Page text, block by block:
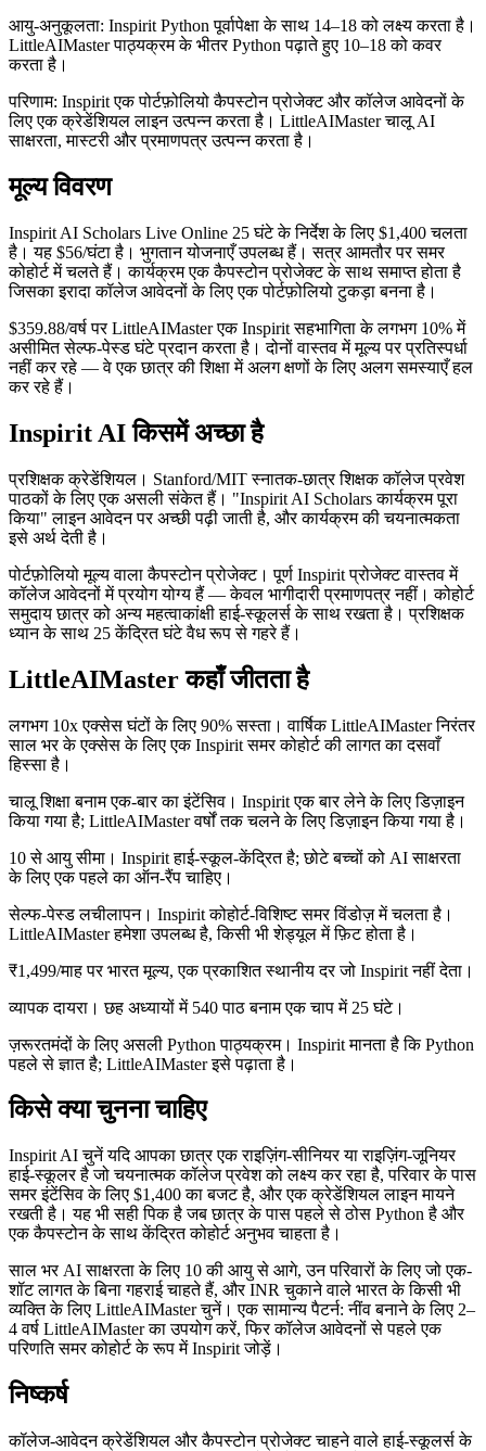
आयु-अनुकूलता: Inspirit Python पूर्वापेक्षा के साथ 14–18 को लक्ष्य करता है।
LittleAIMaster पाठ्यक्रम के भीतर Python पढ़ाते हुए 10–18 को कवर
करता है।
परिणाम: Inspirit एक पोर्टफ़ोलियो कैपस्टोन प्रोजेक्ट और कॉलेज आवेदनों के
लिए एक क्रेडेंशियल लाइन उत्पन्न करता है। LittleAIMaster चालू AI
साक्षरता, मास्टरी और प्रमाणपत्र उत्पन्न करता है।
मूल्य विवरण
Inspirit AI Scholars Live Online 25 घंटे के निर्देश के लिए $1,400 चलता
है। यह $56/घंटा है। भुगतान योजनाएँ उपलब्ध हैं। सत्र आमतौर पर समर
कोहोर्ट में चलते हैं। कार्यक्रम एक कैपस्टोन प्रोजेक्ट के साथ समाप्त होता है
जिसका इरादा कॉलेज आवेदनों के लिए एक पोर्टफ़ोलियो टुकड़ा बनना है।
$359.88/वर्ष पर LittleAIMaster एक Inspirit सहभागिता के लगभग 10% में
असीमित सेल्फ-पेस्ड घंटे प्रदान करता है। दोनों वास्तव में मूल्य पर प्रतिस्पर्धा
नहीं कर रहे — वे एक छात्र की शिक्षा में अलग क्षणों के लिए अलग समस्याएँ हल
कर रहे हैं।
Inspirit AI किसमें अच्छा है
प्रशिक्षक क्रेडेंशियल। Stanford/MIT स्नातक-छात्र शिक्षक कॉलेज प्रवेश
पाठकों के लिए एक असली संकेत हैं। "Inspirit AI Scholars कार्यक्रम पूरा
किया" लाइन आवेदन पर अच्छी पढ़ी जाती है, और कार्यक्रम की चयनात्मकता
इसे अर्थ देती है।
पोर्टफ़ोलियो मूल्य वाला कैपस्टोन प्रोजेक्ट। पूर्ण Inspirit प्रोजेक्ट वास्तव में
कॉलेज आवेदनों में प्रयोग योग्य हैं — केवल भागीदारी प्रमाणपत्र नहीं। कोहोर्ट
समुदाय छात्र को अन्य महत्वाकांक्षी हाई-स्कूलर्स के साथ रखता है। प्रशिक्षक
ध्यान के साथ 25 केंद्रित घंटे वैध रूप से गहरे हैं।
LittleAIMaster कहाँ जीतता है
लगभग 10x एक्सेस घंटों के लिए 90% सस्ता। वार्षिक LittleAIMaster निरंतर
साल भर के एक्सेस के लिए एक Inspirit समर कोहोर्ट की लागत का दसवाँ
हिस्सा है।
चालू शिक्षा बनाम एक-बार का इंटेंसिव। Inspirit एक बार लेने के लिए डिज़ाइन
किया गया है; LittleAIMaster वर्षों तक चलने के लिए डिज़ाइन किया गया है।
10 से आयु सीमा। Inspirit हाई-स्कूल-केंद्रित है; छोटे बच्चों को AI साक्षरता
के लिए एक पहले का ऑन-रैंप चाहिए।
सेल्फ-पेस्ड लचीलापन। Inspirit कोहोर्ट-विशिष्ट समर विंडोज़ में चलता है।
LittleAIMaster हमेशा उपलब्ध है, किसी भी शेड्यूल में फ़िट होता है।
₹1,499/माह पर भारत मूल्य, एक प्रकाशित स्थानीय दर जो Inspirit नहीं देता।
व्यापक दायरा। छह अध्यायों में 540 पाठ बनाम एक चाप में 25 घंटे।
ज़रूरतमंदों के लिए असली Python पाठ्यक्रम। Inspirit मानता है कि Python
पहले से ज्ञात है; LittleAIMaster इसे पढ़ाता है।
किसे क्या चुनना चाहिए
Inspirit AI चुनें यदि आपका छात्र एक राइज़िंग-सीनियर या राइज़िंग-जूनियर
हाई-स्कूलर है जो चयनात्मक कॉलेज प्रवेश को लक्ष्य कर रहा है, परिवार के पास
समर इंटेंसिव के लिए $1,400 का बजट है, और एक क्रेडेंशियल लाइन मायने
रखती है। यह भी सही पिक है जब छात्र के पास पहले से ठोस Python है और
एक कैपस्टोन के साथ केंद्रित कोहोर्ट अनुभव चाहता है।
साल भर AI साक्षरता के लिए 10 की आयु से आगे, उन परिवारों के लिए जो एक-
शॉट लागत के बिना गहराई चाहते हैं, और INR चुकाने वाले भारत के किसी भी
व्यक्ति के लिए LittleAIMaster चुनें। एक सामान्य पैटर्न: नींव बनाने के लिए 2–
4 वर्ष LittleAIMaster का उपयोग करें, फिर कॉलेज आवेदनों से पहले एक
परिणति समर कोहोर्ट के रूप में Inspirit जोड़ें।
निष्कर्ष
कॉलेज-आवेदन क्रेडेंशियल और कैपस्टोन प्रोजेक्ट चाहने वाले हाई-स्कूलर्स के